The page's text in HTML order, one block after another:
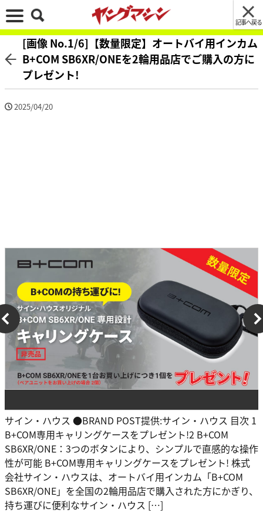
記事へ戻る
[画像 No.1/6]【数量限定】オートバイ用インカム
B+COM SB6XR/ONEを2輪用品店でご購入の方に
プレゼント!
2025/04/20
サイン・ハウス ●BRAND POST提供:サイン・ハウス 目次 1
B+COM専用キャリングケースをプレゼント!2 B+COM
SB6XR/ONE：3つのボタンにより、シンプルで直感的な操作
性が可能 B+COM専用キャリングケースをプレゼント! 株式
会社サイン・ハウスは、オートバイ用インカム「B+COM
SB6XR/ONE」を全国の2輪用品店で購入された方にかぎり、
持ち運びに便利なサイン・ハウス […]